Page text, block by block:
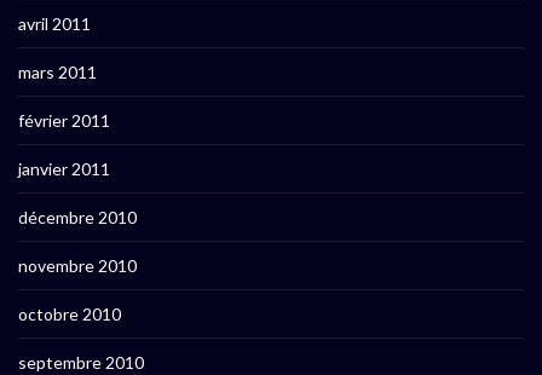
avril 2011
mars 2011
février 2011
janvier 2011
décembre 2010
novembre 2010
octobre 2010
septembre 2010